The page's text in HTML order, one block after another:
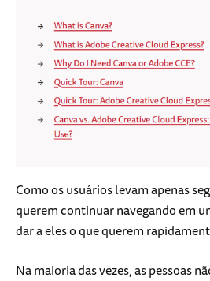
Como os usuários levam apenas
querem continuar navegando em
dar a eles o que querem
Na maioria das vezes, as pessoas